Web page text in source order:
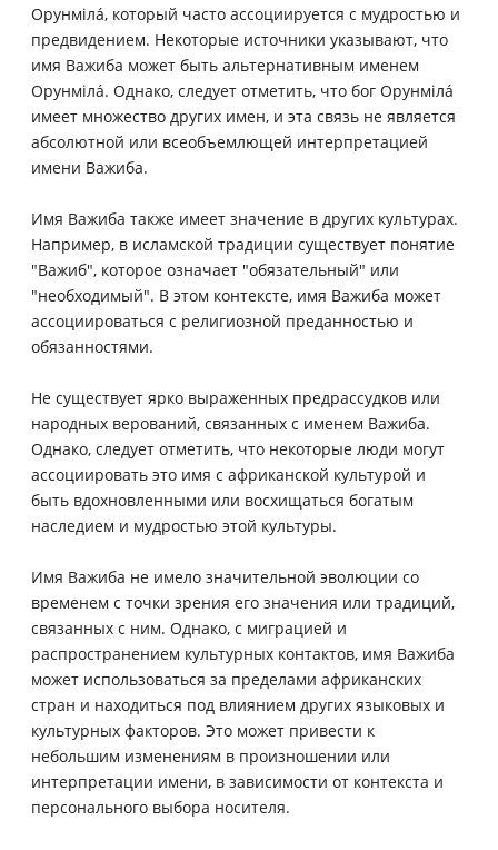
Орунмілá, который часто ассоциируется с мудростью и
предвидением. Некоторые источники указывают, что
имя Важиба может быть альтернативным именем
Орунмілá. Однако, следует отметить, что бог Орунмілá
имеет множество других имен, и эта связь не является
абсолютной или всеобъемлющей интерпретацией
имени Важиба.
Имя Важиба также имеет значение в других культурах.
Например, в исламской традиции существует понятие
"Важиб", которое означает "обязательный" или
"необходимый". В этом контексте, имя Важиба может
ассоциироваться с религиозной преданностью и
обязанностями.
Не существует ярко выраженных предрассудков или
народных верований, связанных с именем Важиба.
Однако, следует отметить, что некоторые люди могут
ассоциировать это имя с африканской культурой и
быть вдохновленными или восхищаться богатым
наследием и мудростью этой культуры.
Имя Важиба не имело значительной эволюции со
временем с точки зрения его значения или традиций,
связанных с ним. Однако, с миграцией и
распространением культурных контактов, имя Важиба
может использоваться за пределами африканских
стран и находиться под влиянием других языковых и
культурных факторов. Это может привести к
небольшим изменениям в произношении или
интерпретации имени, в зависимости от контекста и
персонального выбора носителя.